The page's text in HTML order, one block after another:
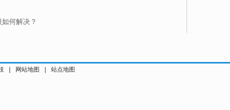
何解决？
网站地图
站点地图